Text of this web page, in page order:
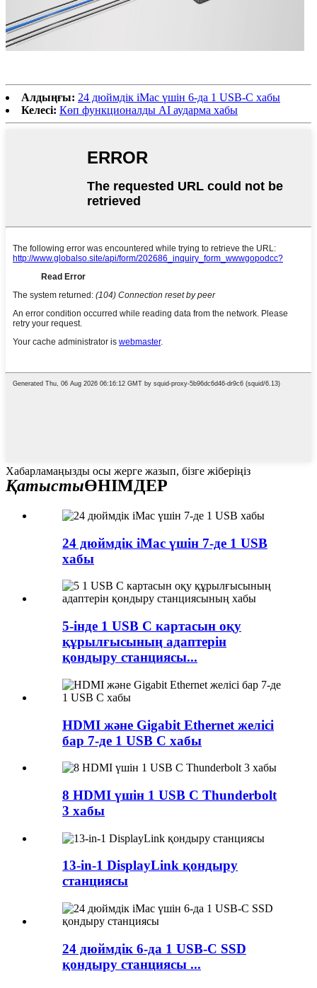
Алдыңғы: 24 дюймдік iMac үшін 6-да 1 USB-C хабы
Келесі: Көп функционалды AI аударма хабы
Хабарламаңызды осы жерге жазып, бізге жіберіңіз
ҚатыстыӨНІМДЕР
24 дюймдік iMac үшін 7-де 1 USB
хабы
5-інде 1 USB C картасын оқу
құрылғысының адаптерін
қондыру станциясы...
HDMI және Gigabit Ethernet желісі
бар 7-де 1 USB C хабы
8 HDMI үшін 1 USB C Thunderbolt
3 хабы
13-in-1 DisplayLink қондыру
станциясы
24 дюймдік 6-да 1 USB-C SSD
қондыру станциясы ...